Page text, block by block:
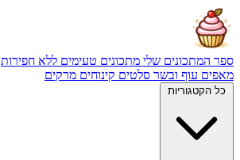
ספר המתכונים שלי מתכונים טעימים ללא חפירות
מאפים עוף ובשר סלטים קינוחים מרקים
כל הקטגוריות